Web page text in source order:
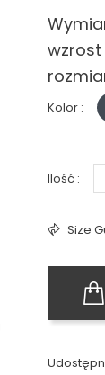
wzrost
Kolor :
Ilość :
Size